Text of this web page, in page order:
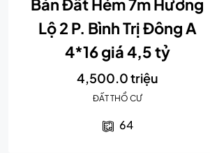
Bán Đất Hẻm 7m Hương
Lộ 2 P. Bình Trị Đông A
4*16 giá 4,5 tỷ
4,500.0 triệu
ĐẤT THỔ CƯ
64